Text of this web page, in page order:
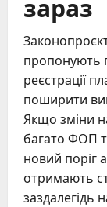
пропонують
реєстрації
поширити
Якщо зміни
багато ФОП
новий поріг
отримають
заздалегідь